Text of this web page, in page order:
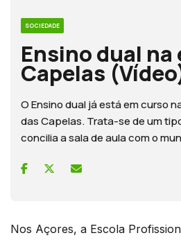
SOCIEDADE
Ensino dual na
Capelas
O Ensino dual já está em curso
das Capelas. Trata-se de um
concilia a sala de aula com o
Nos Açores, a Escola